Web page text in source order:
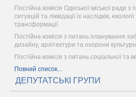
Постійна комісія Одеської міської ради
ситуацій та ліквідації їх наслідків,
трансформації
Постійна комісія з питань планування
дизайну, архітектури та охорони
Постійна комісія з питань соціальної та
Повний список...
ДЕПУТАТСЬКІ ГРУПИ